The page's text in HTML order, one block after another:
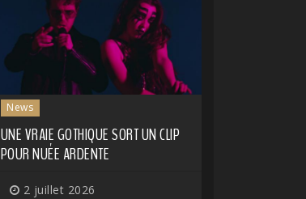
News
UNE VRAIE GOTHIQUE SORT UN CLIP
POUR NUÉE ARDENTE
2 juillet 2026